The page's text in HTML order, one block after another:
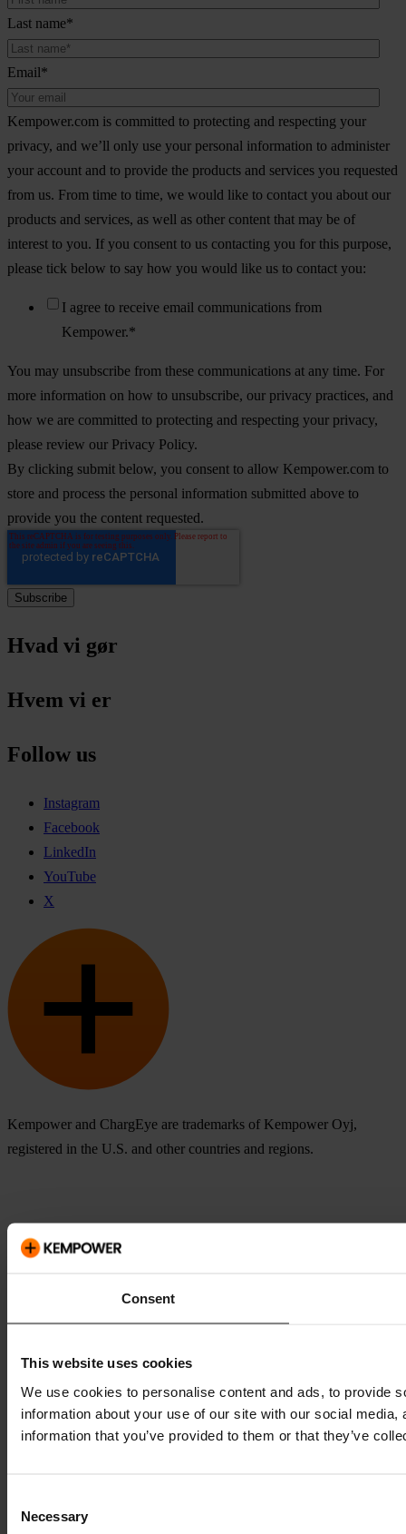
Consent
This website uses cookies
We use cookies to personalise content and ads, to provide
information about your use of our site with our social
information that you’ve provided to them or that they’ve
Selection
Necessary
Last name*
Email*
Kempower.com is committed to protecting and respecting your
privacy, and we’ll only use your personal information to administer
your account and to provide the products and services you requested
from us. From time to time, we would like to contact you about our
products and services, as well as other content that may be of
interest to you. If you consent to us contacting you for this purpose,
please tick below to say how you would like us to contact you:
I agree to receive email communications from
Kempower.*
You may unsubscribe from these communications at any time. For
more information on how to unsubscribe, our privacy practices, and
how we are committed to protecting and respecting your privacy,
please review our Privacy Policy.
By clicking submit below, you consent to allow Kempower.com to
store and process the personal information submitted above to
provide you the content requested.
Hvad vi gør
Hvem vi er
Follow us
Instagram
Facebook
LinkedIn
YouTube
X
Kempower and ChargEye are trademarks of Kempower Oyj,
registered in the U.S. and other countries and regions.